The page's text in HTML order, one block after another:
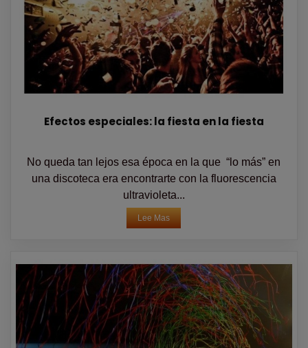
Efectos especiales: la fiesta en la fiesta
No queda tan lejos esa época en la que “lo más” en
una discoteca era encontrarte con la fluorescencia
ultravioleta...
Lee Mas